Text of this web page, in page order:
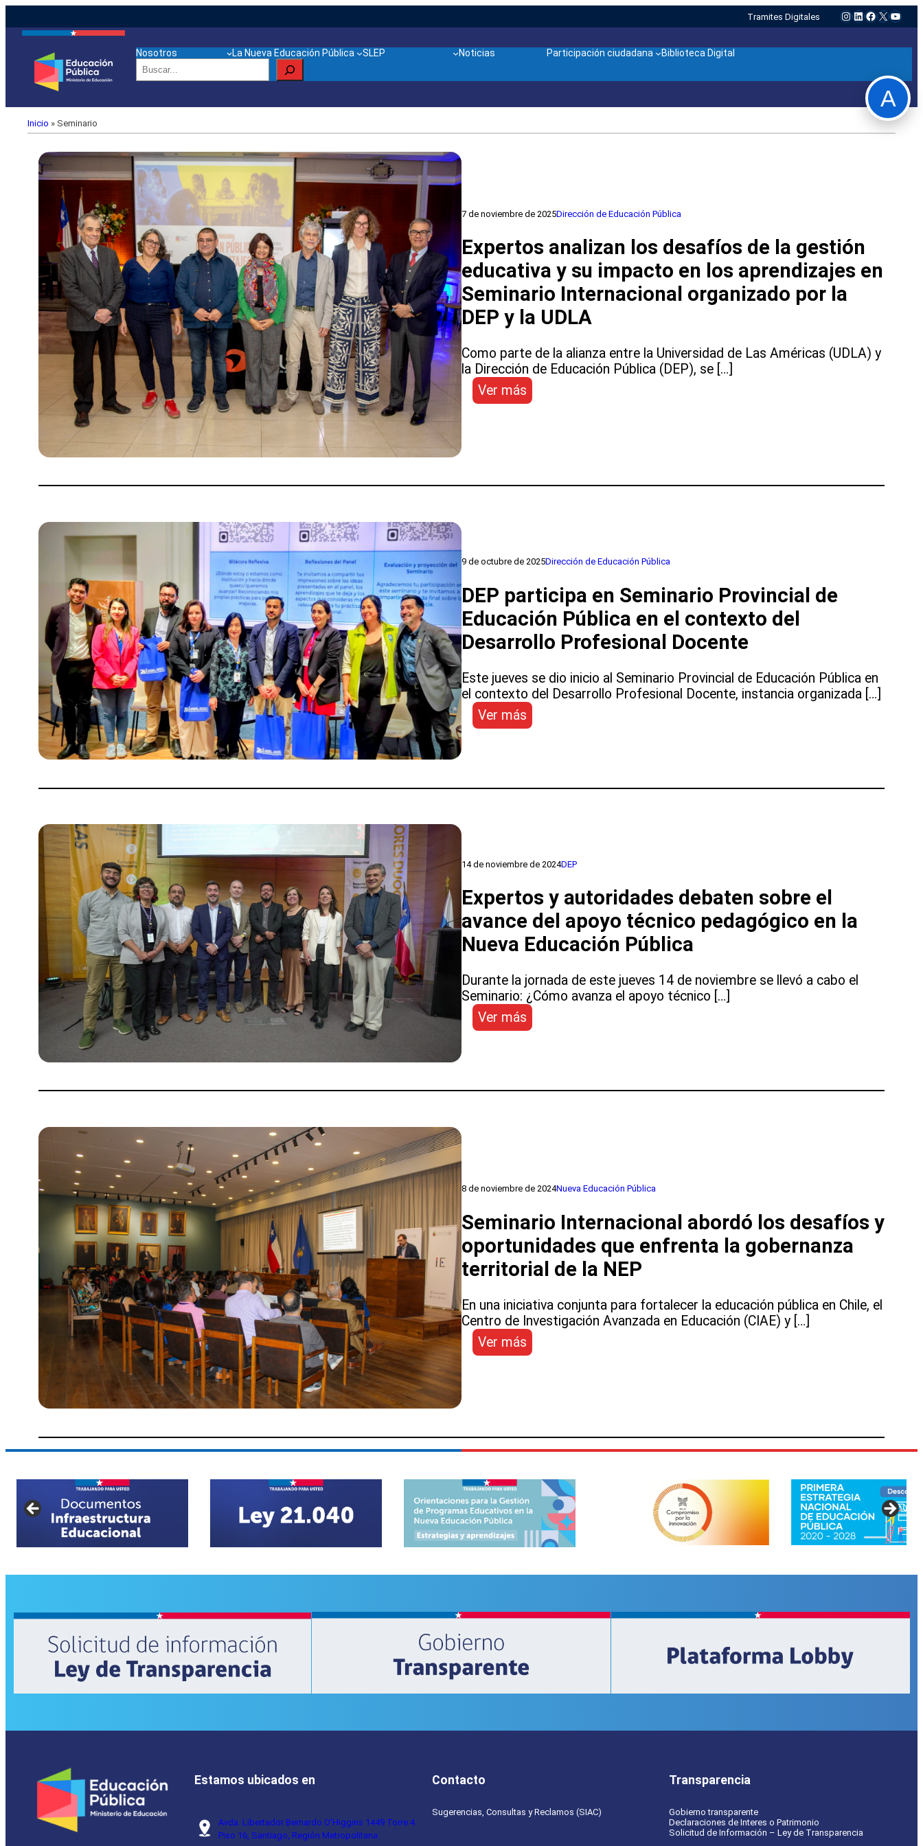
Tramites Digitales Instagram
LinkedIn
Facebook
X
Nosotros La Nueva Educación Pública SLEP Noticias Participación ciudadana
Biblioteca Digital
Buscar
Inicio » Seminario
7 de noviembre de 2025Dirección de Educación Pública
Expertos analizan los desafíos de la gestión
educativa y su impacto en los aprendizajes en
Seminario Internacional organizado por la
DEP y la UDLA
Como parte de la alianza entre la Universidad de Las Américas (UDLA) y
la Dirección de Educación Pública (DEP), se […]
Ver más
Expertos
la
impacto
los
aprendizajes
en
Seminario
organizado
por
la
DEP
9 de octubre de 2025Dirección de Educación Pública
DEP participa en Seminario Provincial de
Educación Pública en el contexto del
Desarrollo Profesional Docente
Este jueves se dio inicio al Seminario Provincial de Educación Pública en
el contexto del Desarrollo Profesional Docente, instancia organizada […]
Ver más
DEP
Provincial
en
el
del
Desarrollo
Profesional
Docente
14 de noviembre de 2024DEP
Expertos y autoridades debaten sobre el
avance del apoyo técnico pedagógico en la
Nueva Educación Pública
Durante la jornada de este jueves 14 de noviembre se llevó a cabo el
Seminario: ¿Cómo avanza el apoyo técnico […]
Ver más
Expertos
sobre
pedagógico
la
Nueva
Educación
Pública
8 de noviembre de 2024Nueva Educación Pública
Seminario Internacional abordó los desafíos y
oportunidades que enfrenta la gobernanza
territorial de la NEP
En una iniciativa conjunta para fortalecer la educación pública en Chile, el
Centro de Investigación Avanzada en Educación (CIAE) y […]
Ver más
Seminario
y
oportunidades
enfrenta
la
gobernanza
territorial
de
NEP
Estamos ubicados en
Avda. Libertador Bernardo O’Higgins 1449 Torre 4
Piso 16, Santiago, Región Metropolitana.
Contacto
Sugerencias, Consultas y Reclamos (SIAC)
Transparencia
Gobierno transparente
Declaraciones de Interes o Patrimonio
Solicitud de Información – Ley de Transparencia
A